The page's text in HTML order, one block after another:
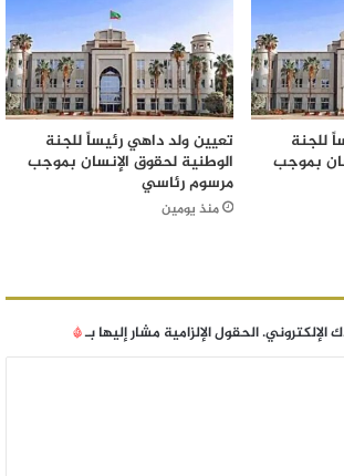
للجنة
بموجب
تعيين ولد داهي رئيساً للجنة
الوطنية لحقوق الإنسان بموجب
مرسوم رئاسي
منذ يومين
الإلكتروني.الحقول الإلزامية مشار إليها بـ*